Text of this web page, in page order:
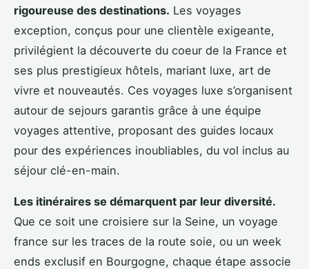
rigoureuse des destinations. Les voyages
exception, conçus pour une clientèle exigeante,
privilégient la découverte du coeur de la France et
ses plus prestigieux hôtels, mariant luxe, art de
vivre et nouveautés. Ces voyages luxe s’organisent
autour de sejours garantis grâce à une équipe
voyages attentive, proposant des guides locaux
pour des expériences inoubliables, du vol inclus au
séjour clé-en-main.
Les itinéraires se démarquent par leur diversité.
Que ce soit une croisiere sur la Seine, un voyage
france sur les traces de la route soie, ou un week
ends exclusif en Bourgogne, chaque étape associe